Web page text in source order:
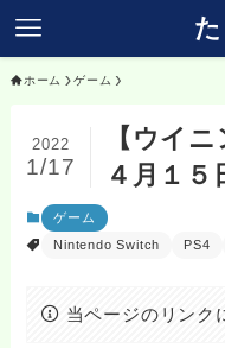
ホーム ゲーム
【ウイ
４月１５
2022
1/17
ゲーム
Nintendo Switch
PS4
当ページのリンク